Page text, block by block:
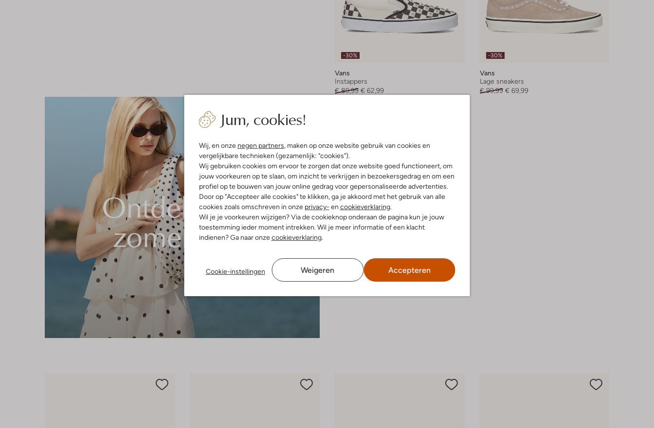
Jum, cookies!
Wij, en onze negen partners, maken op onze website gebruik van cookies en
vergelijkbare technieken (gezamenlijk: "cookies").
Wij gebruiken cookies om ervoor te zorgen dat onze website goed functioneert, om
jouw voorkeuren op te slaan, om inzicht te verkrijgen in bezoekersgedrag en om een
profiel op te bouwen van jouw online gedrag voor gepersonaliseerde advertenties.
Door op "Accepteer alle cookies" te klikken, ga je akkoord met het gebruik van alle
cookies zoals omschreven in onze privacy- en cookieverklaring.
Wil je je voorkeuren wijzigen? Via de cookieknop onderaan de pagina kun je jouw
toestemming ieder moment intrekken. Wil je meer informatie of een klacht
indienen? Ga naar onzecookieverklaring.
Cookie-instellingen Weigeren Accepteren
-30%
Vans
Instappers
€ 89,99 € 62,99
-30%
Vans
Lage sneakers
€ 99,99 € 69,99